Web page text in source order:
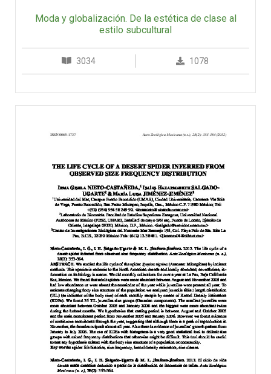
Moda y globalización. De la estética de clase al
estilo subcultural
3034 1078